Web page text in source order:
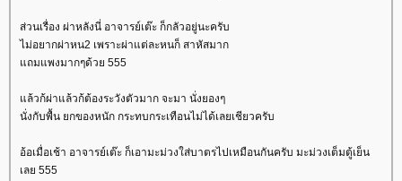
ส่วนเรื่อง ผ่าหลังนี่ อาจารย์เต๊ะ ก็กลัวอยู่นะครับ
ไม่อยากผ่าหน2 เพราะผ่าแต่ละหนก็ สาหัสมาก
ถมแพงมากๆด้วย 555
ล้วก้ผ่าแล้วก้ต้องระวังตัวมาก จะมา นั่งยองๆ
นั่งกับพื้น ยกของหนัก กระทบกระเทือนไม่ได้เลยเชียวครับ
อ้อเมื่อเช้า อาจารย์เต๊ะ ก็เอามะม่วงใส่บาตรไปเหมือนกันครับ มะม่วงเต็มตู้เย็น
เลย 555